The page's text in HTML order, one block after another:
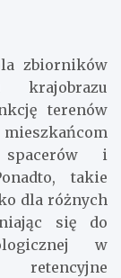
zbiorników
krajobrazu
terenów
i
takie
dla różnych
się do
w
retencyjne